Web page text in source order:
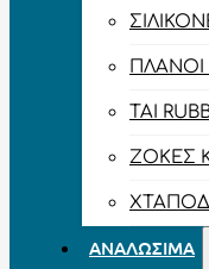
ΠΛΆΝΟΙ
TAI
ΖΌΚΕΣ
ΑΝΑΛΏΣΙΜΑ